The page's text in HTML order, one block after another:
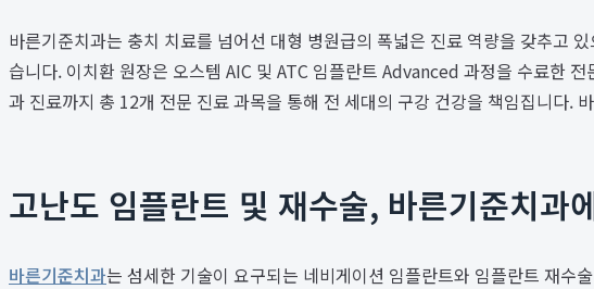
바른기준치과는 충치 치료를 넘어선 대형 병원급의 폭넓은 진료 역량을 갖추고
습니다. 이치환 원장은 오스템 AIC 및 ATC 임플란트 Advanced 과정을 수료한
과 진료까지 총 12개 전문 진료 과목을 통해 전 세대의 구강 건강을 책임집니다.
고난도 임플란트 및 재수술, 바른기준치과
바른기준치과는 섬세한 기술이 요구되는 네비게이션 임플란트와 임플란트 재수